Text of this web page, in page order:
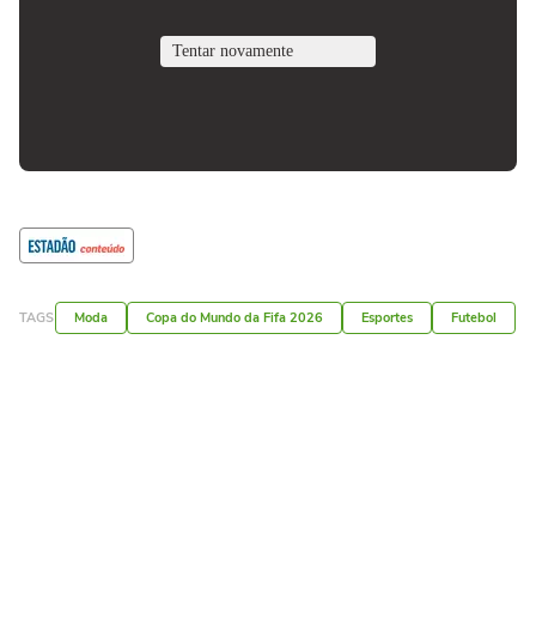
TAGS Moda Copa do Mundo da Fifa 2026 Esportes Futebol